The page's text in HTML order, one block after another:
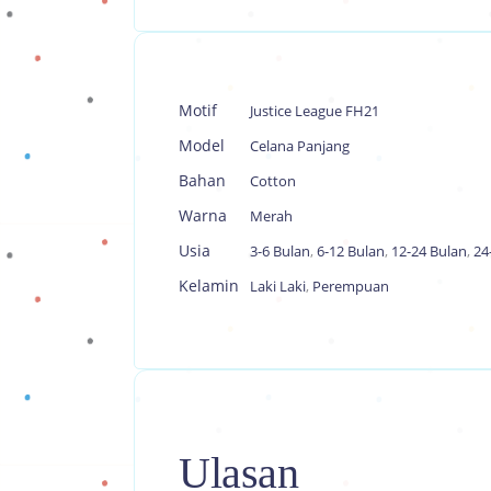
Motif Justice League FH21
Model Celana Panjang
Bahan Cotton
Warna Merah
Usia 3-6 Bulan, 6-12 Bulan, 12-24 Bulan,
Kelamin Laki Laki, Perempuan
Ulasan